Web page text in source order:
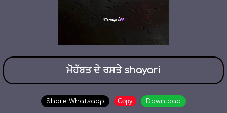
ਮੋਹੱਬਤ ਦੇ ਰਸਤੇ shayari
Share Whatsapp Copy Download